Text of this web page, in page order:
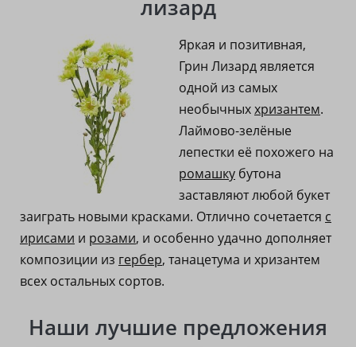
лизард
Яркая и позитивная,
Грин Лизард является
одной из самых
необычныххризантем.
Лаймово-зелёные
лепестки её похожего на
ромашку бутона
заставляют любой букет
заиграть новыми красками. Отлично сочетается с
ирисами и розами, и особенно удачно дополняет
композиции из гербер, танацетума и хризантем
всех остальных сортов.
Наши лучшие предложения